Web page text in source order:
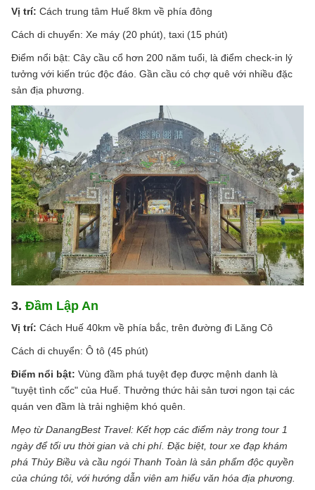
Vị trí:Cách trung tâm Huế 8km về phía đông
Cách di chuyển: Xe máy (20 phút), taxi (15 phút)
Điểm nổi bật: Cây cầu cổ hơn 200 năm tuổi, là điểm check-in lý
tưởng với kiến trúc độc đáo. Gần cầu có chợ quê với nhiều đặc
sản địa phương.
3.Đầm Lập An
Vị trí: Cách Huế 40km về phía bắc, trên đường đi Lăng Cô
Cách di chuyển: Ô tô (45 phút)
Điểm nổi bật: Vùng đầm phá tuyệt đẹp được mệnh danh là
"tuyệt tình cốc" của Huế. Thưởng thức hải sản tươi ngon tại các
quán ven đầm là trải nghiệm khó quên.
Mẹo từ DanangBest Travel: Kết hợp các điểm này trong tour 1
ngày để tối ưu thời gian và chi phí. Đặc biệt, tour xe đạp khám
phá Thủy Biều và cầu ngói Thanh Toàn là sản phẩm độc quyền
của chúng tôi, với hướng dẫn viên am hiểu văn hóa địa phương.